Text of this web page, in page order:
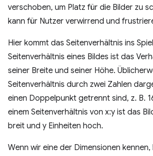
verschoben, um Platz für die Bilder zu
kann für Nutzer verwirrend und
Hier kommt das Seitenverhältnis ins
Seitenverhältnis eines Bildes ist das
seiner Breite und seiner Höhe.
Seitenverhältnis durch zwei Zahlen
einen Doppelpunkt getrennt sind, z. B.
einem Seitenverhältnis von x:y ist das
breit und y Einheiten hoch.
Wenn wir eine der Dimensionen